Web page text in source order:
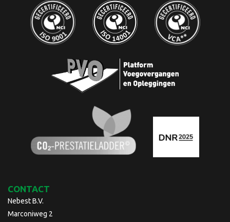
CONTACT
Nebest B.V.
Marconiweg 2